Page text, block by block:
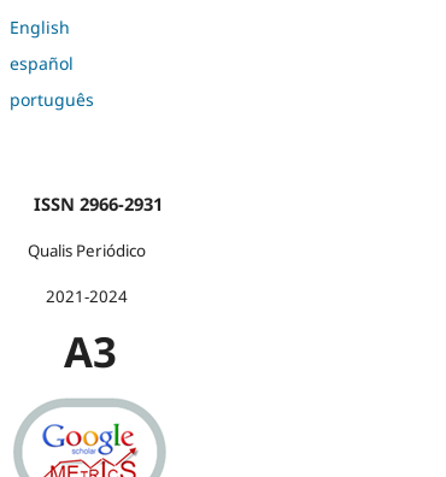
English
español
português
ISSN 2966-2931
Qualis Periódico
2021-2024
A3